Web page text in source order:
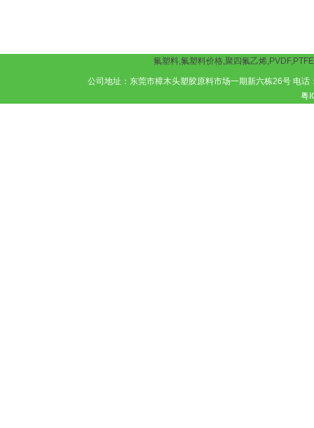
氟塑料,氟塑料价格,聚四氟乙烯,PVDF,PTFE
公司地址：东莞市樟木头塑胶原料市场一期新六栋26号 电
粤